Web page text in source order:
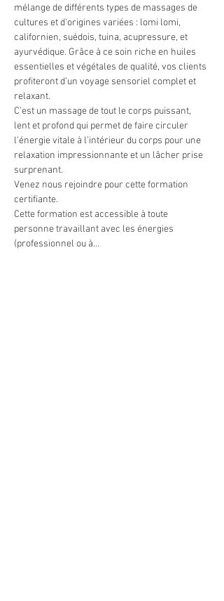
mélange de différents types de massages de
cultures et d'origines variées : lomi lomi,
californien, suédois, tuina, acupressure, et
ayurvédique. Grâce à ce soin riche en huiles
essentielles et végétales de qualité, vos clients
profiteront d’un voyage sensoriel complet et
relaxant.
C’est un massage de tout le corps puissant,
lent et profond qui permet de faire circuler
l’énergie vitale à l’intérieur du corps pour une
relaxation impressionnante et un lâcher prise
surprenant.
Venez nous rejoindre pour cette formation
certifiante.
Cette formation est accessible à toute
personne travaillant avec les énergies
(professionnel ou à…